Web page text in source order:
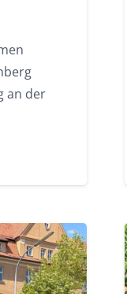
an der